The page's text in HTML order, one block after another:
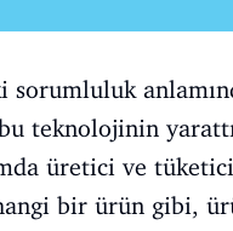
sorumluluk
teknolojinin
üretici ve
bir ürün gibi,